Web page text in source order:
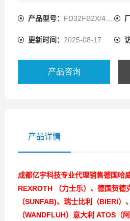
产品型号： FD32FB2X/400B06V-067
更新时间： 2025-08-17
产品咨询
产品详情
成都亿宇科技专业代理销售德国哈
REXROTH （力士乐）、德国贺德
（SUNFAB)、瑞士比利（BIERI）
（WANDFLUH）意大利 ATOS（